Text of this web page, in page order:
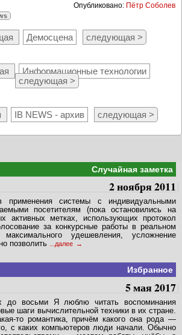
Опубликовано: Пётр Соболев
Демосцена следующая >
Информационные технологии
следующая >
IB NEWS - архив следующая >
Случайная заметка
2 ноября 2011
применения системы с индивидуальными
посетителям (пока остановились на
активных метках, использующих протокол
за конкурсные работы в реальном
удешевления, усложнение
позволить
...далее
Избранное
5 мая 2017
до восьми Я люблю читать воспоминания
шаги вычислительной техники в их стране.
то романтика, причём какого она рода —
с каких компьютеров люди начали. Обычно